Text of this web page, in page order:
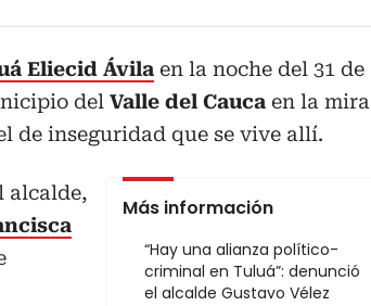
Eliecid Ávila en la noche del 31 de
del Valle del Cauca en la mira
de inseguridad que se vive allí.
Más información
“Hay una alianza político-
criminal en Tuluá”: denunció
el alcalde Gustavo Vélez
alcalde,